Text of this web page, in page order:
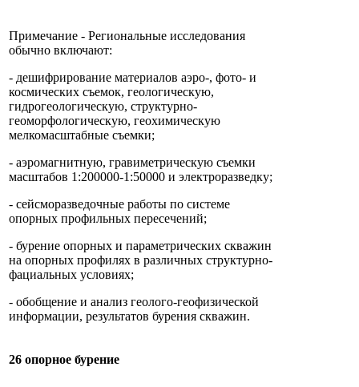
Примечание - Региональные исследования
обычно включают:
- дешифрирование материалов аэро-, фото- и
космических съемок, геологическую,
гидрогеологическую, структурно-
геоморфологическую, геохимическую
мелкомасштабные съемки;
- аэромагнитную, гравиметрическую съемки
масштабов 1:200000-1:50000 и электроразведку;
- сейсморазведочные работы по системе
опорных профильных пересечений;
- бурение опорных и параметрических скважин
на опорных профилях в различных структурно-
фациальных условиях;
- обобщение и анализ геолого-геофизической
информации, результатов бурения скважин.
26 опорное бурение